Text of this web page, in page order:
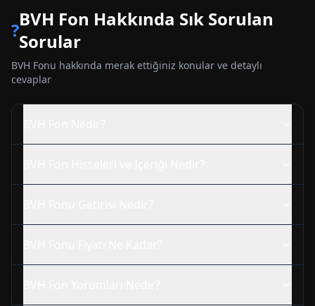
?BVH Fon Hakkında Sık Sorulan
Sorular
BVH Fonu hakkında merak ettiğiniz konular ve detaylı
cevaplar